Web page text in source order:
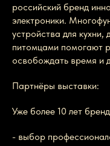
российский бренд
электроники.
устройства для
питомцами помогают
освобождать время и
Партнёры выставки:
Уже более 10 лет
- выбор